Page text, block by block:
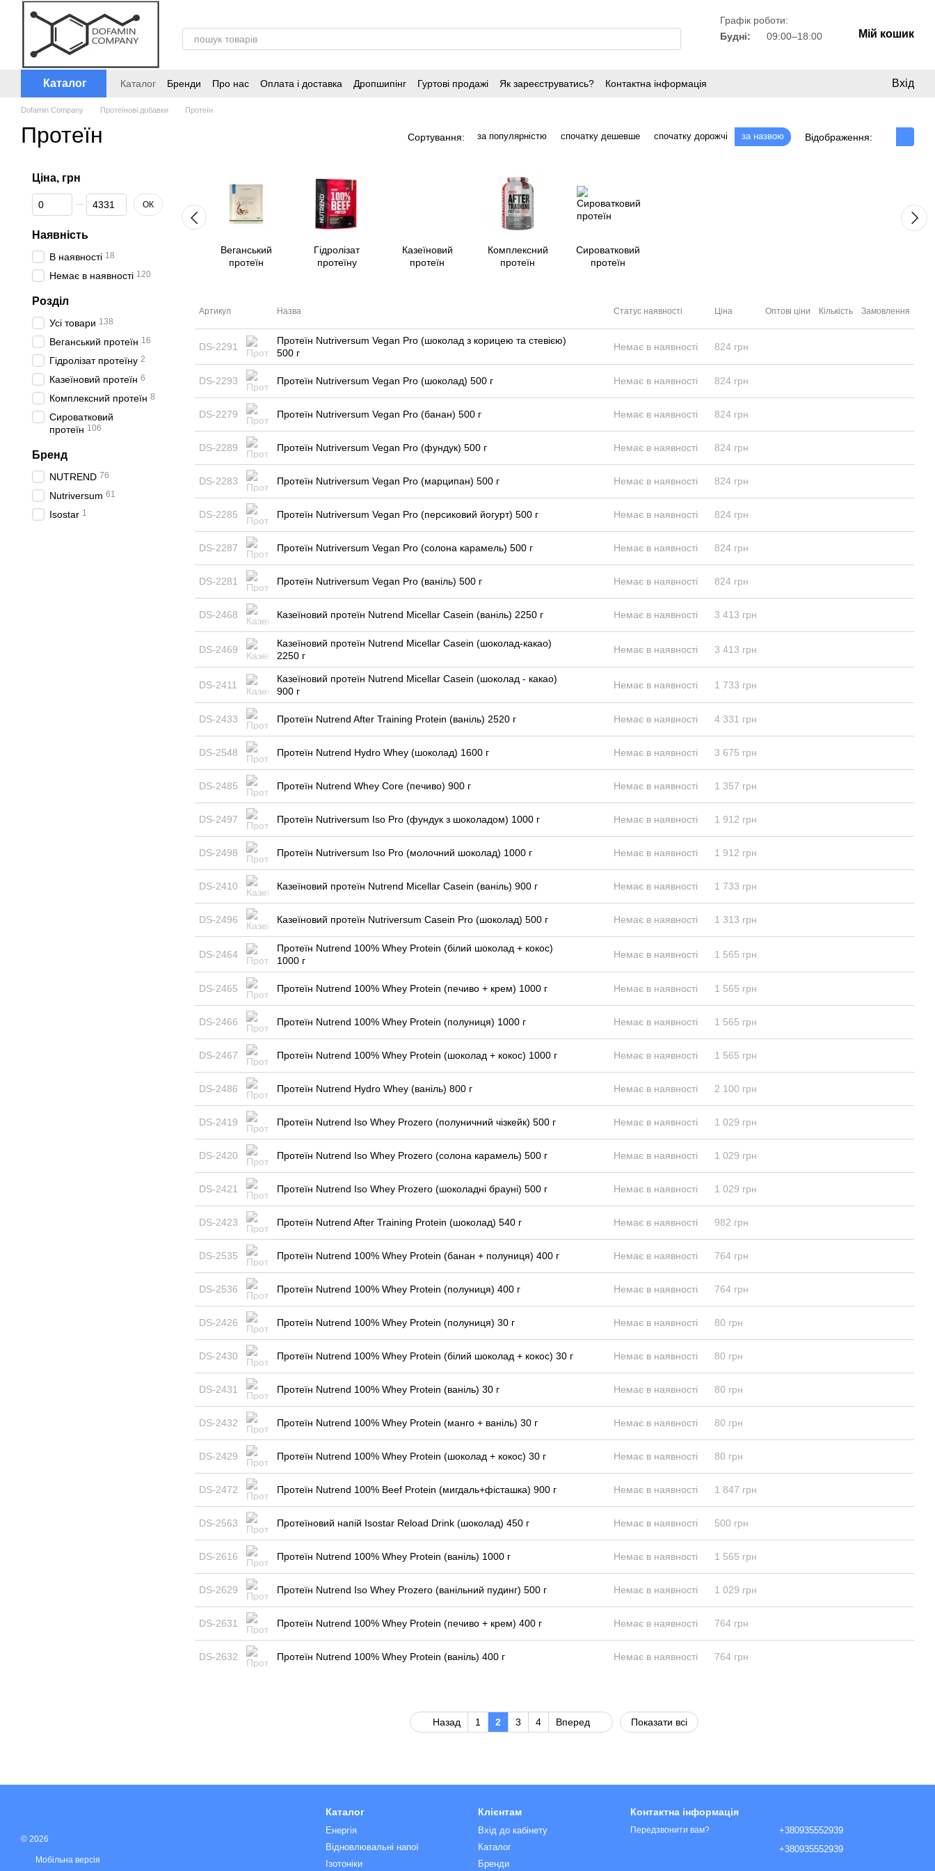
Перейти до основного контенту
Графік роботи:
Будні:
09:00–18:00 Мій кошик
Каталог Каталог Бренди Про нас Оплата і доставка Дропшипінг Гуртові продажі Як зареєструватись? Контактна інформація Вхід
Dofamin Company Протеїнові добавки Протеїн
Протеїн Сортування: за популярністю спочатку дешевше спочатку дорожчі за назвою Відображення:
Веганський
протеїн
Гідролізат
протеїну
Казеїновий
протеїн
Комплексний
протеїн
Сироватковий
протеїн
Артикул Назва Статус наявності Ціна Оптові ціни Кількість Замовлення
DS-2291
Протеїн Nutriversum Vegan Pro (шоколад з корицею та стевією)
500 г
Немає в наявності 824 грн
DS-2293 Протеїн Nutriversum Vegan Pro (шоколад) 500 г Немає в наявності 824 грн
DS-2279 Протеїн Nutriversum Vegan Pro (банан) 500 г Немає в наявності 824 грн
DS-2289 Протеїн Nutriversum Vegan Pro (фундук) 500 г Немає в наявності 824 грн
DS-2283 Протеїн Nutriversum Vegan Pro (марципан) 500 г Немає в наявності 824 грн
DS-2285 Протеїн Nutriversum Vegan Pro (персиковий йогурт) 500 г Немає в наявності 824 грн
DS-2287 Протеїн Nutriversum Vegan Pro (солона карамель) 500 г Немає в наявності 824 грн
DS-2281 Протеїн Nutriversum Vegan Pro (ваніль) 500 г Немає в наявності 824 грн
DS-2468 Казеїновий протеїн Nutrend Micellar Casein (ваніль) 2250 г Немає в наявності 3 413 грн
DS-2469
Казеїновий протеїн Nutrend Micellar Casein (шоколад-какао)
2250 г
Немає в наявності 3 413 грн
DS-2411
Казеїновий протеїн Nutrend Micellar Casein (шоколад - какао)
900 г
Немає в наявності 1 733 грн
DS-2433 Протеїн Nutrend After Training Protein (ваніль) 2520 г Немає в наявності 4 331 грн
DS-2548 Протеїн Nutrend Hydro Whey (шоколад) 1600 г Немає в наявності 3 675 грн
DS-2485 Протеїн Nutrend Whey Core (печиво) 900 г Немає в наявності 1 357 грн
DS-2497 Протеїн Nutriversum Iso Pro (фундук з шоколадом) 1000 г Немає в наявності 1 912 грн
DS-2498 Протеїн Nutriversum Iso Pro (молочний шоколад) 1000 г Немає в наявності 1 912 грн
DS-2410 Казеїновий протеїн Nutrend Micellar Casein (ваніль) 900 г Немає в наявності 1 733 грн
DS-2496 Казеїновий протеїн Nutriversum Casein Pro (шоколад) 500 г Немає в наявності 1 313 грн
DS-2464
Протеїн Nutrend 100% Whey Protein (білий шоколад + кокос)
1000 г
Немає в наявності 1 565 грн
DS-2465 Протеїн Nutrend 100% Whey Protein (печиво + крем) 1000 г Немає в наявності 1 565 грн
DS-2466 Протеїн Nutrend 100% Whey Protein (полуниця) 1000 г Немає в наявності 1 565 грн
DS-2467 Протеїн Nutrend 100% Whey Protein (шоколад + кокос) 1000 г Немає в наявності 1 565 грн
DS-2486 Протеїн Nutrend Hydro Whey (ваніль) 800 г Немає в наявності 2 100 грн
DS-2419 Протеїн Nutrend Iso Whey Prozero (полуничний чізкейк) 500 г Немає в наявності 1 029 грн
DS-2420 Протеїн Nutrend Iso Whey Prozero (солона карамель) 500 г Немає в наявності 1 029 грн
DS-2421 Протеїн Nutrend Iso Whey Prozero (шоколадні брауні) 500 г Немає в наявності 1 029 грн
DS-2423 Протеїн Nutrend After Training Protein (шоколад) 540 г Немає в наявності 982 грн
DS-2535 Протеїн Nutrend 100% Whey Protein (банан + полуниця) 400 г Немає в наявності 764 грн
DS-2536 Протеїн Nutrend 100% Whey Protein (полуниця) 400 г Немає в наявності 764 грн
DS-2426 Протеїн Nutrend 100% Whey Protein (полуниця) 30 г Немає в наявності 80 грн
DS-2430 Протеїн Nutrend 100% Whey Protein (білий шоколад + кокос) 30 г Немає в наявності 80 грн
DS-2431 Протеїн Nutrend 100% Whey Protein (ваніль) 30 г Немає в наявності 80 грн
DS-2432 Протеїн Nutrend 100% Whey Protein (манго + ваніль) 30 г Немає в наявності 80 грн
DS-2429 Протеїн Nutrend 100% Whey Protein (шоколад + кокос) 30 г Немає в наявності 80 грн
DS-2472 Протеїн Nutrend 100% Beef Protein (мигдаль+фісташка) 900 г Немає в наявності 1 847 грн
DS-2563 Протеїновий напій Isostar Reload Drink (шоколад) 450 г Немає в наявності 500 грн
DS-2616 Протеїн Nutrend 100% Whey Protein (ваніль) 1000 г Немає в наявності 1 565 грн
DS-2629 Протеїн Nutrend Iso Whey Prozero (ванільний пудинг) 500 г Немає в наявності 1 029 грн
DS-2631 Протеїн Nutrend 100% Whey Protein (печиво + крем) 400 г Немає в наявності 764 грн
DS-2632 Протеїн Nutrend 100% Whey Protein (ваніль) 400 г Немає в наявності 764 грн
Назад 1 2 3 4 Вперед Показати всі
Ціна, грн
Від Ціна, грн
До Ціна, грн ОК
Наявність
В наявності 18
Немає в наявності 120
Розділ
Усі товари 138
Веганський протеїн 16
Гідролізат протеїну 2
Казеїновий протеїн 6
Комплексний протеїн 8
Сироватковий
протеїн 106
Бренд
NUTREND 76
Nutriversum 61
Isostar 1
© 2026
Мобільна версія
Каталог
Енергія
Відновлювальні напої
Ізотоніки
Клієнтам
Вхід до кабінету
Каталог
Бренди
Контактна інформація
Передзвонити вам?
+380935552939
+380935552939